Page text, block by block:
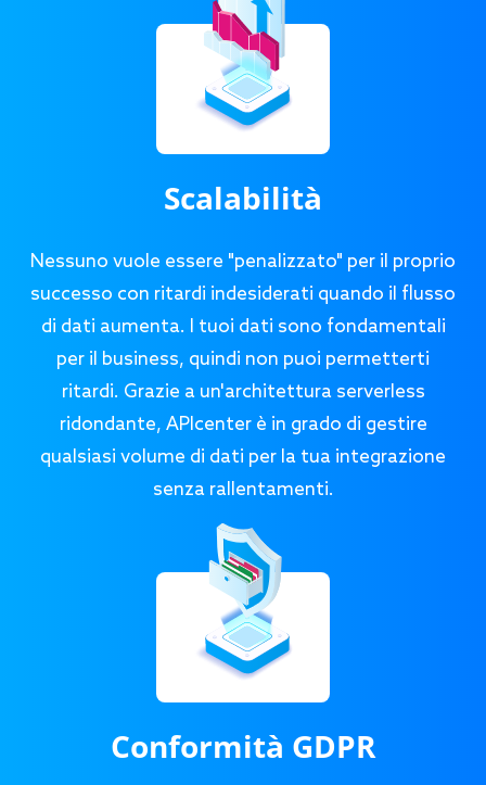
Scalabilità
Nessuno vuole essere "penalizzato" per il proprio
successo con ritardi indesiderati quando il flusso
di dati aumenta. I tuoi dati sono fondamentali
per il business, quindi non puoi permetterti
ritardi. Grazie a un'architettura serverless
ridondante, APIcenter è in grado di gestire
qualsiasi volume di dati per la tua integrazione
senza rallentamenti.
Conformità GDPR